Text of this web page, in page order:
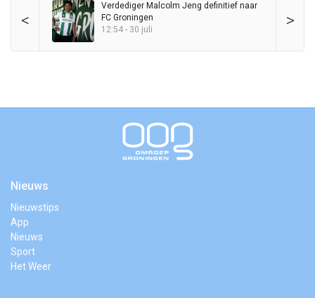
< >
Verdediger Malcolm Jeng definitief naar
FC Groningen
12:54 - 30 juli
Nieuws
Nieuwstips
App
Nieuws
Sport
Het Weer